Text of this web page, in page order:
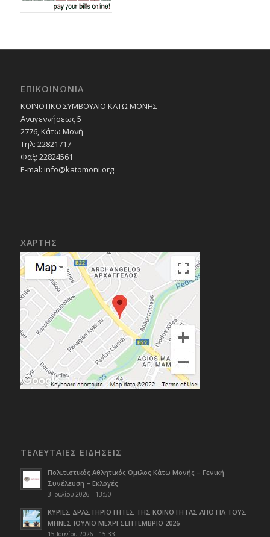
ΕΠΙΚΟΙΝΩΝΙΑ
ΚΟΙΝΟΤΙΚΟ ΣΥΜΒΟΥΛΙΟ ΚΑΤΩ ΜΟΝΗΣ
Αναγεννήσεως 5
2776, Κάτω Μονή
Τηλ: 22821717
Φαξ: 22824561
E-mal: info@katomoni.org
ΧΑΡΤΗΣ
ΤΕΛΕΥΤΑΙΕΣ ΕΙΔΗΣΕΙΣ
Πολιτιστικός Αθλητικός Όμιλος Κάτω Μονής – Γενική
Συνέλευση – Εκλογές
3 Ιουλίου 2026 - 13:50
ΚΥΡΙΕΣ ΔΡΑΣΤΗΡΙΟΤΗΤΕΣ ΤΗΣ ΚΟΙΝΟΤΗΤΑΣ ΑΠΟ ΓΙΑ ΤΟΥΣ
ΜΗΝΕΣ ΙΟΥΛΙΟ ΜΕΧΡΙ ΣΕΠΤΕΜΒΡΙΟ 2026
15 Ιουνίου 2026 - 15:33